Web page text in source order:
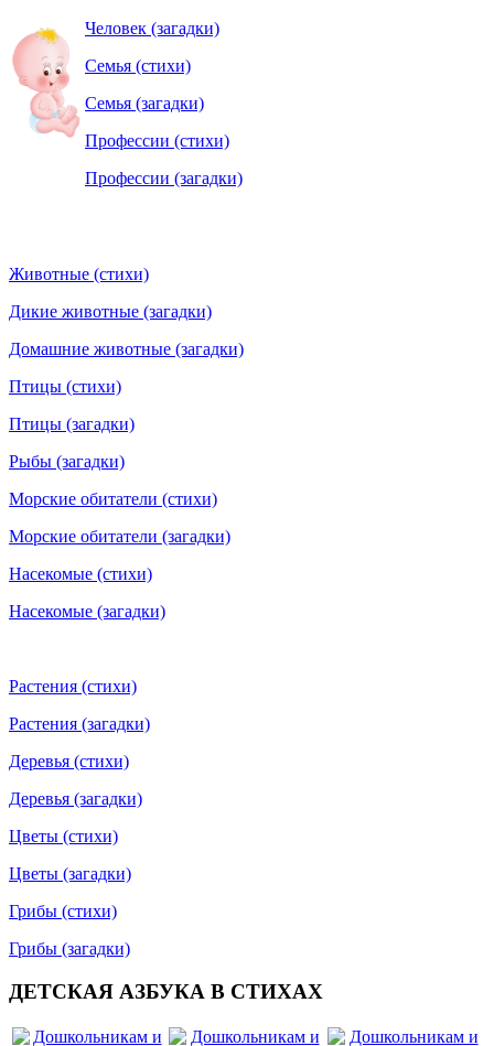
Человек (загадки)
Семья (стихи)
Семья (загадки)
Профессии (стихи)
Профессии (загадки)
Животные (стихи)
Дикие животные (загадки)
Домашние животные (загадки)
Птицы (стихи)
Птицы (загадки)
Рыбы (загадки)
Морские обитатели (стихи)
Морские обитатели (загадки)
Насекомые (стихи)
Насекомые (загадки)
Растения (стихи)
Растения (загадки)
Деревья (стихи)
Деревья (загадки)
Цветы (стихи)
Цветы (загадки)
Грибы (стихи)
Грибы (загадки)
ДЕТСКАЯ АЗБУКА В СТИХАХ